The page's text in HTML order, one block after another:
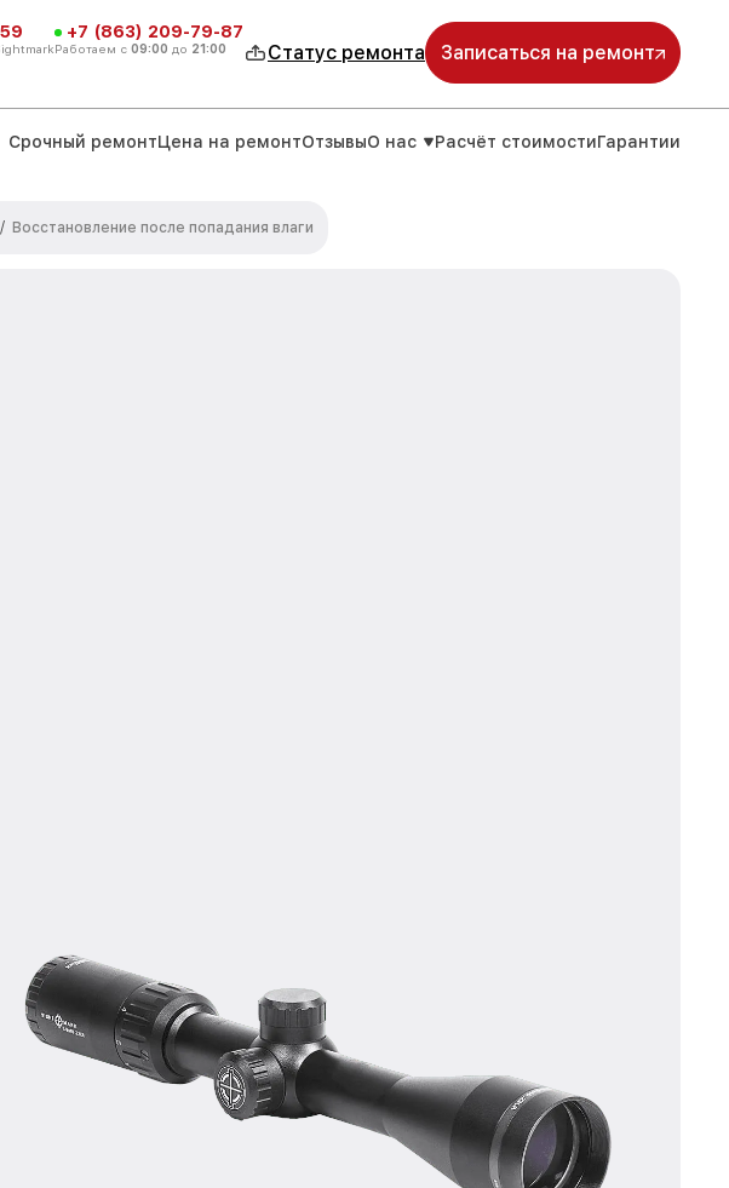
+7 (863) 209-79-87
Работаем с 09:00 до 21:00 Статус ремонта Записаться на ремонт
Срочный ремонтЦена на ремонтОтзывыО нас Расчёт стоимостиГарантии
/ Восстановление после попадания влаги